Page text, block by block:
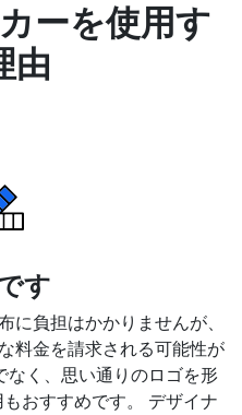
ーを使用す
由
す
に負担はかかりませんが、
料金を請求される可能性が
なく、思い通りのロゴを形
おすすめです。 デザイナ